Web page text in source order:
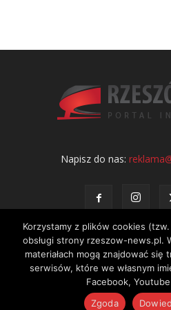
Napisz do nas:
Kontakt Polityka
© NEWS Sp. z o.o. - wydawca portalu
zastrzeżone. Tel.:
Korzystamy z plików cookies
obsługi strony rzeszow-news.pl.
materiałach mogą znajdować
serwisów, które we własnym
Facebook,
Zgoda